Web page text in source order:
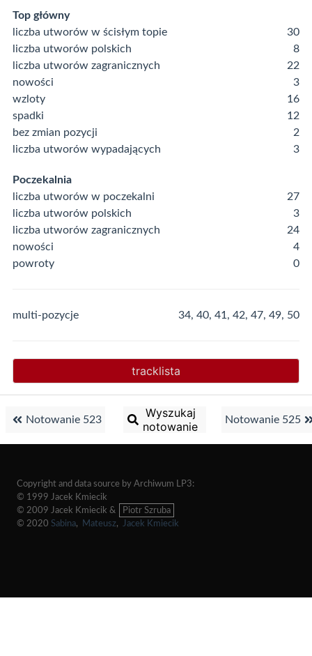
Top główny
liczba utworów w ścisłym topie
30
liczba utworów polskich
8
liczba utworów zagranicznych
22
nowości
3
wzloty
16
spadki
12
bez zmian pozycji
2
liczba utworów wypadających
3
Poczekalnia
liczba utworów w poczekalni
27
liczba utworów polskich
3
liczba utworów zagranicznych
24
nowości
4
powroty
0
multi-pozycje 34, 40, 41, 42, 47, 49, 50
tracklista
Notowanie 523
Wyszukaj
notowanie
Notowanie 525
Copyright and data source by Archiwum LP3:
© 1999 Jacek Kmiecik
© 2009 Jacek Kmiecik &
Piotr Szruba
© 2020 Sabina, Mateusz, Jacek Kmiecik